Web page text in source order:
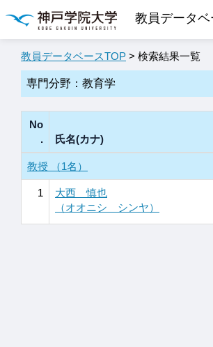
教員データベ
教員データベースTOP > 検索結果一覧
専門分野：教育学
No
.
氏名(カナ)
教授 （1名）
1
大西 慎也
（オオニシ シンヤ）